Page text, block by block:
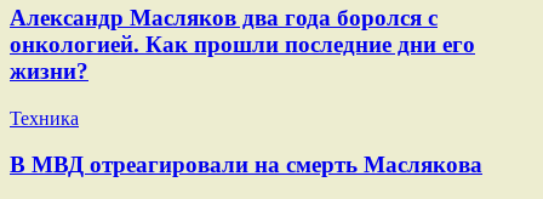
Александр Масляков два года боролся с
онкологией. Как прошли последние дни его
жизни?
Техника
В МВД отреагировали на смерть Маслякова